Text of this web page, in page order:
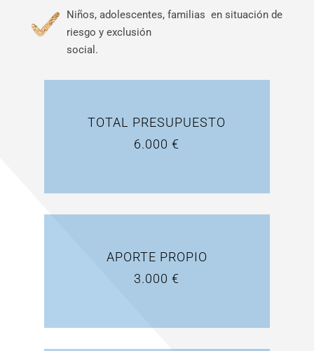
Niños, adolescentes, familias en situación de
riesgo y exclusión
social.
TOTAL PRESUPUESTO
6.000 €
APORTE PROPIO
3.000 €